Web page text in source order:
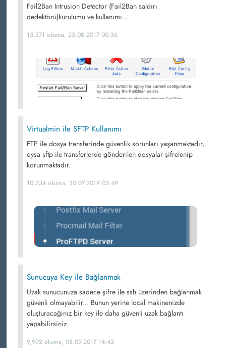
Fail2Ban Intrusion Detector (Fail2Ban saldırı
dedektörü)kurulumu ve kullanımı...
15,371 okuma, 23.08.2017 00:36
Virtualmin ile SFTP Kullanımı
FTP ile dosya transferinde güvenlik sorunları yaşanmaktadır,
oysa sftp ile transferlerde gönderilen dosyalar şifrelenip
korunmaktadır.
10,234 okuma, 30.07.2019 02:49
Sunucuya Key ile Bağlanmak
Uzak sunucunuza sadece şifre ile ssh üzerinden bağlanmak
güvenli olmayabilir... Bunun yerine local makinenizde
oluşturacağınız bir key ile daha güvenli uzak bağlantı
yapabilirsiniz.
9,992 okuma, 08.09.2017 14:43